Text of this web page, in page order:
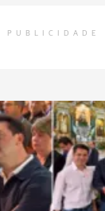
PUBLICIDADE